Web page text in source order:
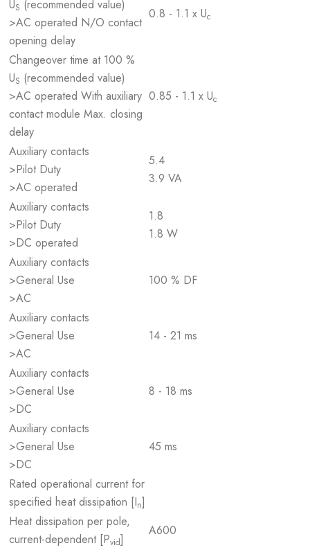
US (recommended value)
>AC operated N/O contact
opening delay
0.8 - 1.1 x Uc
Changeover time at 100 %
US (recommended value)
>AC operated With auxiliary
contact module Max. closing
delay
0.85 - 1.1 x Uc
Auxiliary contacts
>Pilot Duty
>AC operated
5.4
3.9 VA
Auxiliary contacts
>Pilot Duty
>DC operated
1.8
1.8 W
Auxiliary contacts
>General Use
>AC
100 % DF
Auxiliary contacts
>General Use
>AC
14 - 21 ms
Auxiliary contacts
>General Use
>DC
8 - 18 ms
Auxiliary contacts
>General Use
>DC
45 ms
Rated operational current for
specified heat dissipation [In]
Heat dissipation per pole,
current-dependent [Pvid]
A600